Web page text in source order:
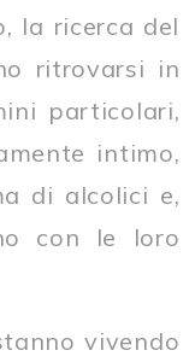
la ricerca del
ritrovarsi in
particolari,
intimo,
di alcolici e,
con le loro
vivendo